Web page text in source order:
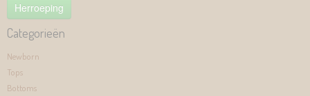
Herroeping
Categorieën
Newborn
Tops
Bottoms